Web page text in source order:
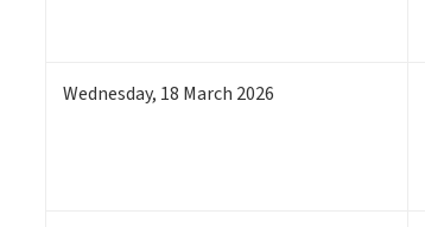
Wednesday, 18 March 2026